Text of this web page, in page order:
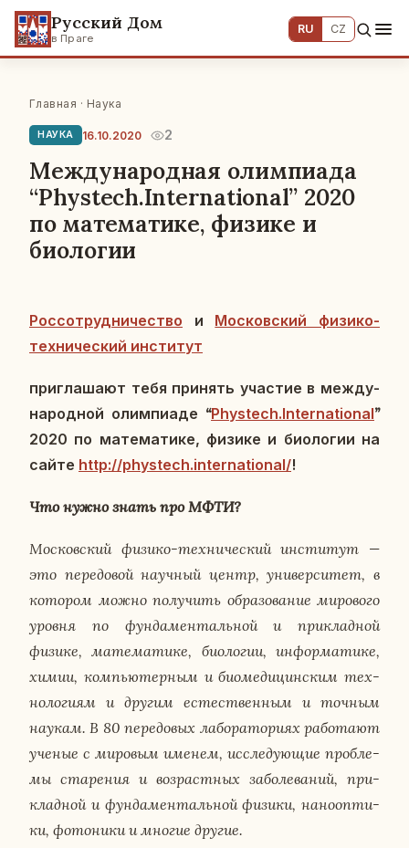
Русский Дом
в Праге
RU CZ
Главная · Наука
НАУКА 16.10.2020 2
Mеждународная олимпиада
“Phystech.International” 2020
по математике, физике и
биологии
Рос­со­труд­ни­че­ство и Мос­ков­ский физико-
тех­ни­че­ский ин­сти­тут
при­гла­ша­ют тебя при­нять уча­стие в меж­ду­
на­род­ной олим­пиа­де “Phystech.International”
2020 по ма­те­ма­ти­ке, физике и био­ло­гии на
сайте http://phystech.international/!
Что нужно знать про МФТИ?
Мос­ков­ский физико-тех­ни­че­ский ин­сти­тут —
это пе­ре­до­вой на­уч­ный центр, уни­вер­си­тет, в
ко­то­ром можно по­лу­чить об­ра­зо­ва­ние ми­ро­во­го
уровня по фун­да­мен­таль­ной и при­клад­ной
физике, ма­те­ма­ти­ке, био­ло­гии, ин­фор­ма­ти­ке,
химии, ком­пью­тер­ным и био­ме­ди­цин­ским тех­
но­ло­ги­ям и другим есте­ствен­ным и точным
наукам. В 80 пе­ре­до­вых ла­бо­ра­то­ри­ях ра­бо­та­ют
ученые с ми­ро­вым именем, ис­сле­ду­ю­щие про­бле­
мы ста­ре­ния и воз­раст­ных за­бо­ле­ва­ний, при­
клад­ной и фун­да­мен­таль­ной физики, на­но­оп­ти­
ки, фо­то­ни­ки и многие другие.